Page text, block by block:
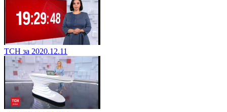
ТСН за 2020.12.11